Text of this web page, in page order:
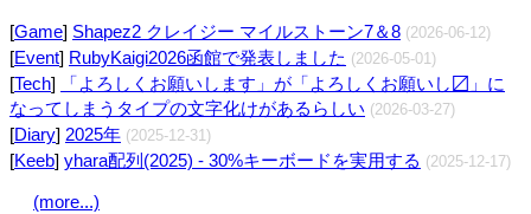
[Game] Shapez2 クレイジー マイルストーン7＆8 (2026-06-12)
[Event] RubyKaigi2026函館で発表しました (2026-05-01)
[Tech]
「よろしくお願いします」が「よろしくお願いし〼」に
なってしまうタイプの文字化けがあるらしい (2026-03-27)
[Diary] 2025年 (2025-12-31)
[Keeb] yhara配列(2025) - 30%キーボードを実用する (2025-12-17)
(more...)